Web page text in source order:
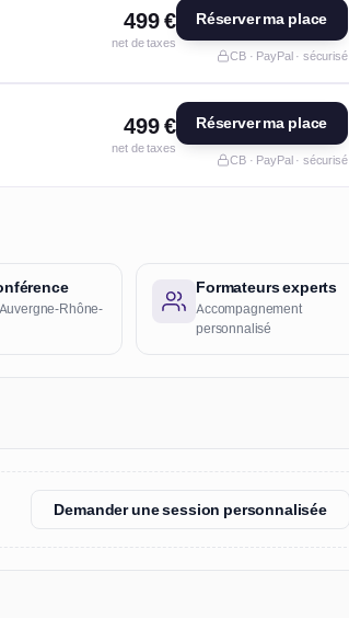
499 €
net de taxes
Réserver ma place
CB · PayPal · sécurisé
499 €
net de taxes
Réserver ma place
CB · PayPal · sécurisé
Rhône-
Formateurs experts
Accompagnement
personnalisé
Demander une session personnalisée